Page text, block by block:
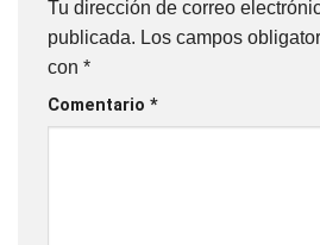
Tu dirección de correo
publicada. Los campos
con *
Comentario *